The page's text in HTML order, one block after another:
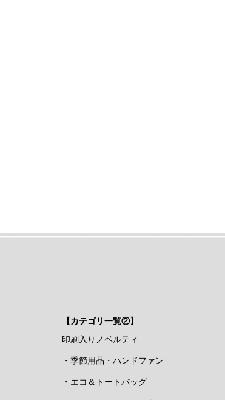
【カテゴリ一覧②】
印刷入りノベルティ
・季節用品・ハンドファン
・エコ＆トートバッグ